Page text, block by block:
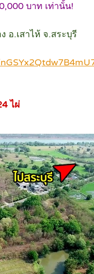
บาท เท่านั้น!
อ.เสาไห้ จ.สระบุรี
ไผ่